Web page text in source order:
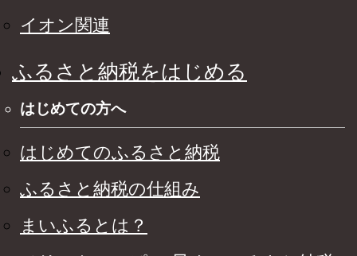
イオン関連
ふるさと納税をはじめる
はじめての方へ
はじめてのふるさと納税
ふるさと納税の仕組み
まいふるとは？